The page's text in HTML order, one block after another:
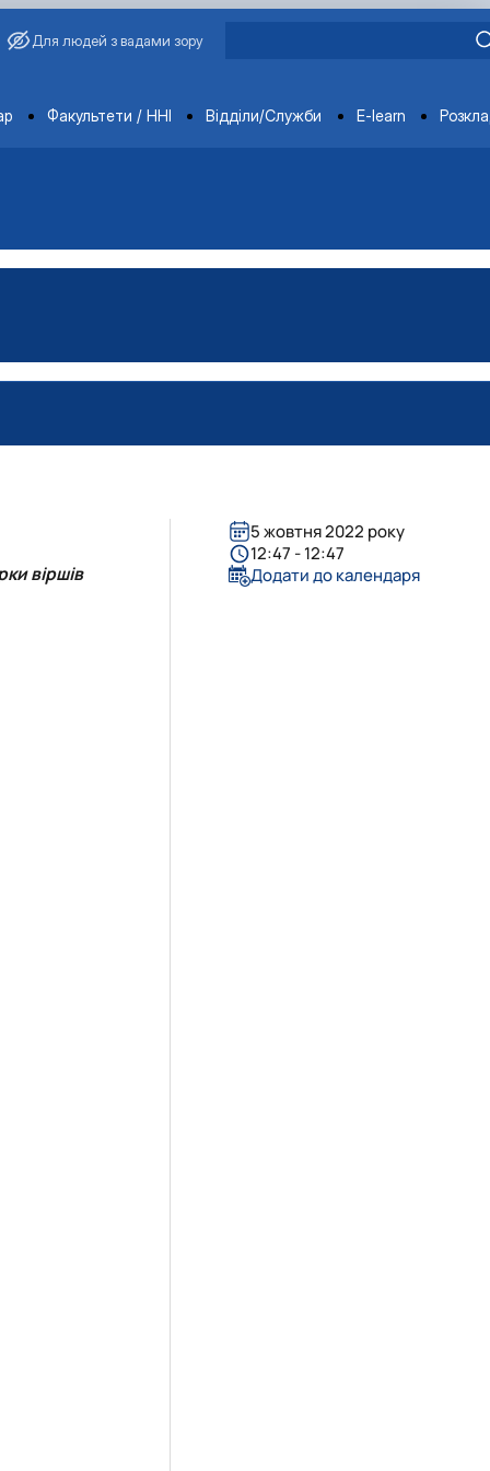
Для людей з вадами зору
Факультети / ННІ Відділи/Служби E-learn
віршів
5 жовтня 2022 року
12:47 - 12:47
Додати до календаря